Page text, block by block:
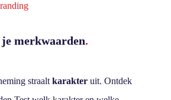
merkwaarden.
straalt karakteruit. Ontdek